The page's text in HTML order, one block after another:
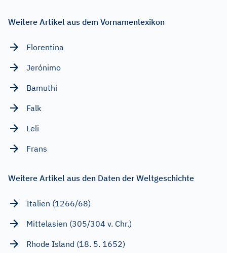
Weitere Artikel aus dem Vornamenlexikon
Florentina
Jerónimo
Bamuthi
Falk
Leli
Frans
Weitere Artikel aus den Daten der Weltgeschichte
Italien (1266/68)
Mittelasien (305/304 v. Chr.)
Rhode Island (18. 5. 1652)